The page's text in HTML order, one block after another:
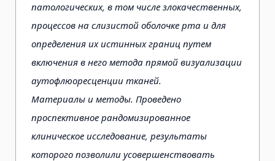
патологических, в том числе злокачественных,
процессов на слизистой оболочке рта и для
определения их истинных границ путем
включения в него метода прямой визуализации
аутофлюоресценции тканей.
Материалы и методы. Проведено
проспективное рандомизированное
клиническое исследование, результаты
которого позволили усовершенствовать